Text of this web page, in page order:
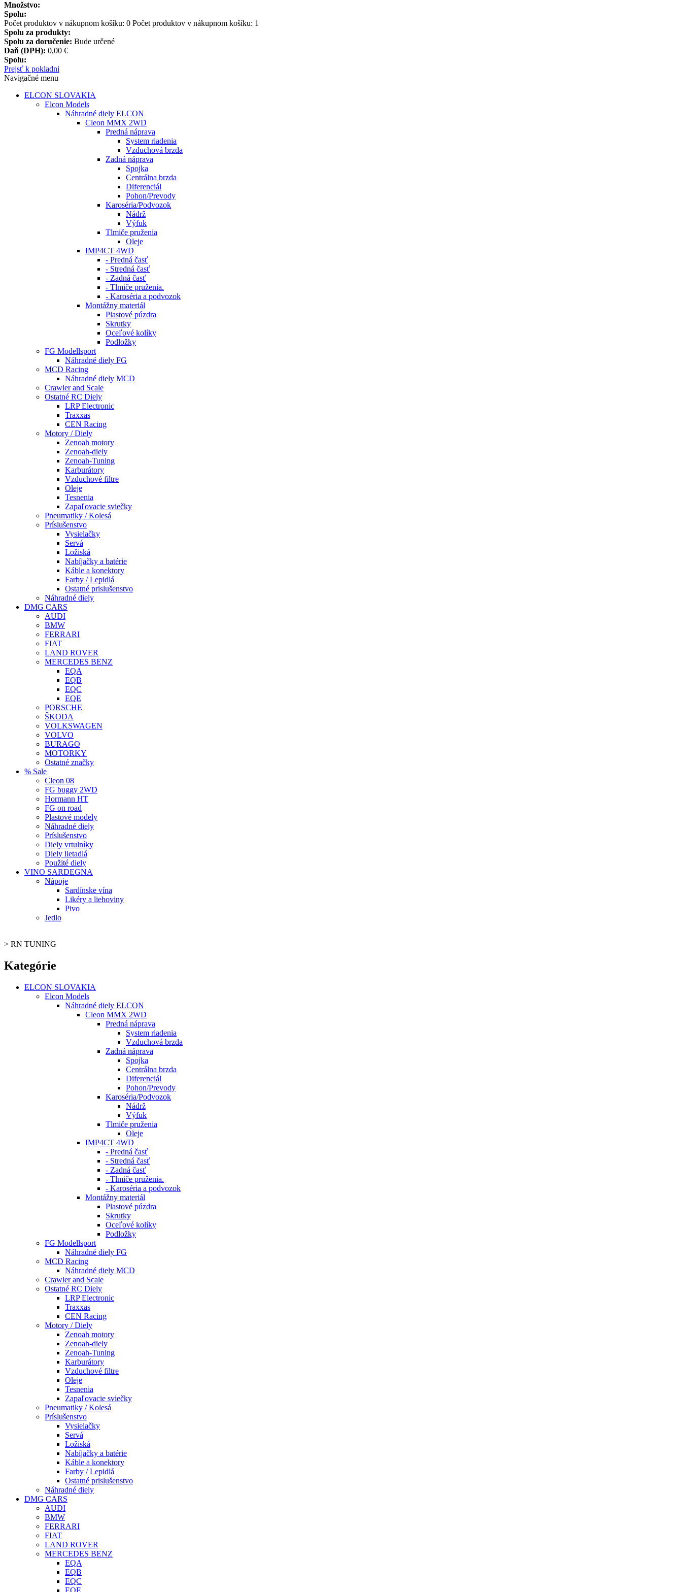
Množstvo:
Spolu:
Počet produktov v nákupnom košíku: 0 Počet produktov v nákupnom košíku: 1
Spolu za produkty:
Spolu za doručenie: Bude určené
Daň (DPH): 0,00 €
Spolu:
Prejsť k pokladni
Navigačné menu
ELCON SLOVAKIA
Elcon Models
Náhradné diely ELCON
Cleon MMX 2WD
Predná náprava
System riadenia
Vzduchová brzda
Zadná náprava
Spojka
Centrálna brzda
Diferenciál
Pohon/Prevody
Karoséria/Podvozok
Nádrž
Výfuk
Tlmiče pruženia
Oleje
IMP4CT 4WD
- Predná časť
- Stredná časť
- Zadná časť
- Tlmiče pruženia.
- Karoséria a podvozok
Montážny materiál
Plastové púzdra
Skrutky
Oceľové kolíky
Podložky
FG Modellsport
Náhradné diely FG
MCD Racing
Náhradné diely MCD
Crawler and Scale
Ostatné RC Diely
LRP Electronic
Traxxas
CEN Racing
Motory / Diely
Zenoah motory
Zenoah-diely
Zenoah-Tuning
Karburátory
Vzduchové filtre
Oleje
Tesnenia
Zapaľovacie sviečky
Pneumatiky / Kolesá
Príslušenstvo
Vysielačky
Servá
Ložiská
Nabíjačky a batérie
Káble a konektory
Farby / Lepidlá
Ostatné prislušenstvo
Náhradné diely
DMG CARS
AUDI
BMW
FERRARI
FIAT
LAND ROVER
MERCEDES BENZ
EQA
EQB
EQC
EQE
PORSCHE
ŠKODA
VOLKSWAGEN
VOLVO
BURAGO
MOTORKY
Ostatné značky
% Sale
Cleon 08
FG buggy 2WD
Hormann HT
FG on road
Plastové modely
Náhradné diely
Príslušenstvo
Diely vrtulníky
Diely lietadlá
Použité diely
VINO SARDEGNA
Nápoje
Sardínske vína
Likéry a liehoviny
Pivo
Jedlo
> RN TUNING
Kategórie
ELCON SLOVAKIA
Elcon Models
Náhradné diely ELCON
Cleon MMX 2WD
Predná náprava
System riadenia
Vzduchová brzda
Zadná náprava
Spojka
Centrálna brzda
Diferenciál
Pohon/Prevody
Karoséria/Podvozok
Nádrž
Výfuk
Tlmiče pruženia
Oleje
IMP4CT 4WD
- Predná časť
- Stredná časť
- Zadná časť
- Tlmiče pruženia.
- Karoséria a podvozok
Montážny materiál
Plastové púzdra
Skrutky
Oceľové kolíky
Podložky
FG Modellsport
Náhradné diely FG
MCD Racing
Náhradné diely MCD
Crawler and Scale
Ostatné RC Diely
LRP Electronic
Traxxas
CEN Racing
Motory / Diely
Zenoah motory
Zenoah-diely
Zenoah-Tuning
Karburátory
Vzduchové filtre
Oleje
Tesnenia
Zapaľovacie sviečky
Pneumatiky / Kolesá
Príslušenstvo
Vysielačky
Servá
Ložiská
Nabíjačky a batérie
Káble a konektory
Farby / Lepidlá
Ostatné prislušenstvo
Náhradné diely
DMG CARS
AUDI
BMW
FERRARI
FIAT
LAND ROVER
MERCEDES BENZ
EQA
EQB
EQC
EQE